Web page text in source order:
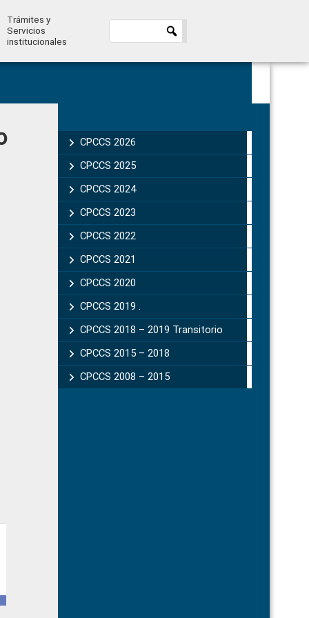
Trámites y
Servicios
institucionales
Sidebar
CPCCS 2026
CPCCS 2025
CPCCS 2024
CPCCS 2023
CPCCS 2022
CPCCS 2021
CPCCS 2020
CPCCS 2019 .
CPCCS 2018 – 2019 Transitorio
CPCCS 2015 – 2018
CPCCS 2008 – 2015